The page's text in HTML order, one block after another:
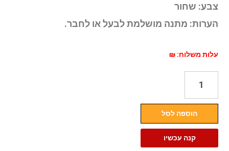
צבע: שחור
הערות: מתנה מושלמת לבעל או לחבר.
עלות משלוח: ₪
מכשיר
להסרת
שיער
הוספה לסל
קנה עכשיו